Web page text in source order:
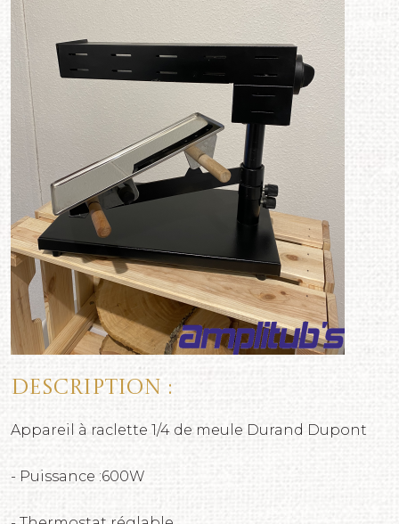
Description :
Appareil à raclette 1/4 de meule Durand Dupont
- Puissance :600W